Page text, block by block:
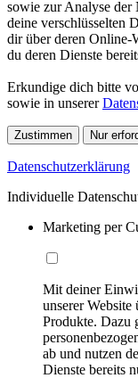
sowie zur Analyse der
deine verschlüsselten
dir über deren Online-
du deren Dienste
Erkundige dich bitte
sowie in unserer
Zustimmen Nur
Datenschutzerklärung
Individuelle
Marketing per
Mit deiner
unserer
Produkte. Dazu
ab und nutzen
Dienste bereits